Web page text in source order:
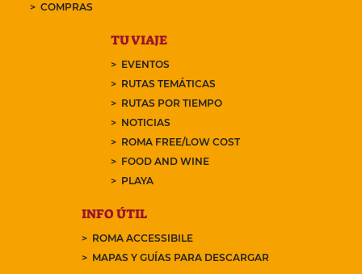
COMPRAS
TU VIAJE
EVENTOS
RUTAS TEMÁTICAS
RUTAS POR TIEMPO
NOTICIAS
ROMA FREE/LOW COST
FOOD AND WINE
PLAYA
INFO ÚTIL
ROMA ACCESSIBILE
MAPAS Y GUÍAS PARA DESCARGAR